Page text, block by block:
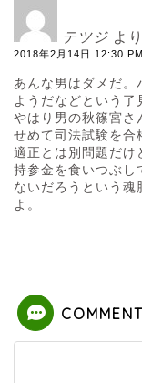
テツジ よ
2018年2月14日 12:30 PM
あんな男はダメだ。
ようだなどという了
やはり男の秋篠宮さ
せめて司法試験を合
適正とは別問題だけ
持参金を食いつぶし
ないだろうという魂
よ。
COMMENT